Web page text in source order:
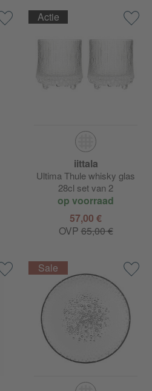
Actie
iittala
Ultima Thule whisky glas
28cl set van 2
op voorraad
57,00 €
OVP65,00 €